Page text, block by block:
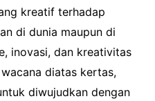
kreatif terhadap
di dunia maupun di
inovasi, dan kreativitas
diatas kertas,
diwujudkan dengan